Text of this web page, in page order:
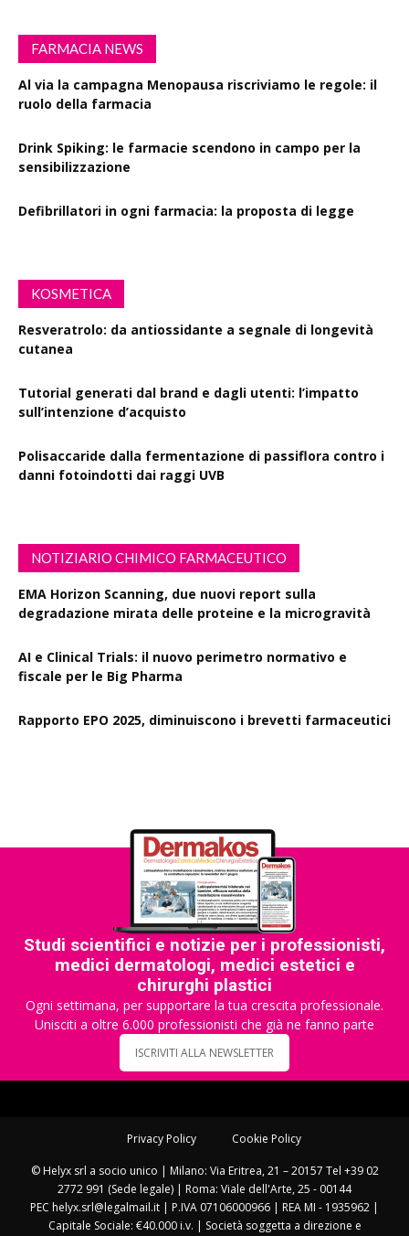
FARMACIA NEWS
Al via la campagna Menopausa riscriviamo le regole: il
ruolo della farmacia
Drink Spiking: le farmacie scendono in campo per la
sensibilizzazione
Defibrillatori in ogni farmacia: la proposta di legge
KOSMETICA
Resveratrolo: da antiossidante a segnale di longevità
cutanea
Tutorial generati dal brand e dagli utenti: l’impatto
sull’intenzione d’acquisto
Polisaccaride dalla fermentazione di passiflora contro i
danni fotoindotti dai raggi UVB
NOTIZIARIO CHIMICO FARMACEUTICO
EMA Horizon Scanning, due nuovi report sulla
degradazione mirata delle proteine e la microgravità
AI e Clinical Trials: il nuovo perimetro normativo e
fiscale per le Big Pharma
Rapporto EPO 2025, diminuiscono i brevetti farmaceutici
Studi scientifici e notizie per i professionisti,
medici dermatologi, medici estetici e
chirurghi plastici
Ogni settimana, per supportare la tua crescita professionale.
Unisciti a oltre 6.000 professionisti che già ne fanno parte
ISCRIVITI ALLA NEWSLETTER
Privacy Policy Cookie Policy
© Helyx srl a socio unico | Milano: Via Eritrea, 21 – 20157 Tel +39 02
2772 991 (Sede legale) | Roma: Viale dell'Arte, 25 - 00144
PEC helyx.srl@legalmail.it | P.IVA 07106000966 | REA MI - 1935962 |
Capitale Sociale: €40.000 i.v. | Società soggetta a direzione e